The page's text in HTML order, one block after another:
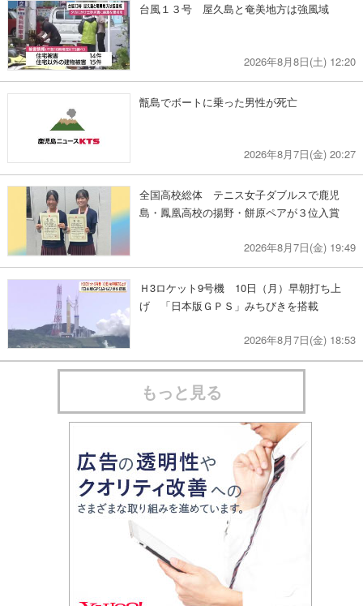
台風１３号 屋久島と奄美地方は強風域
2026年8月8日(土) 12:20
甑島でボートに乗った男性が死亡
2026年8月7日(金) 20:27
全国高校総体 テニス女子ダブルスで鹿児
島・鳳凰高校の揚野・餅原ペアが３位入賞
2026年8月7日(金) 19:49
Ｈ3ロケット9号機 10日（月）早朝打ち上
げ 「日本版ＧＰＳ」みちびきを搭載
2026年8月7日(金) 18:53
もっと見る